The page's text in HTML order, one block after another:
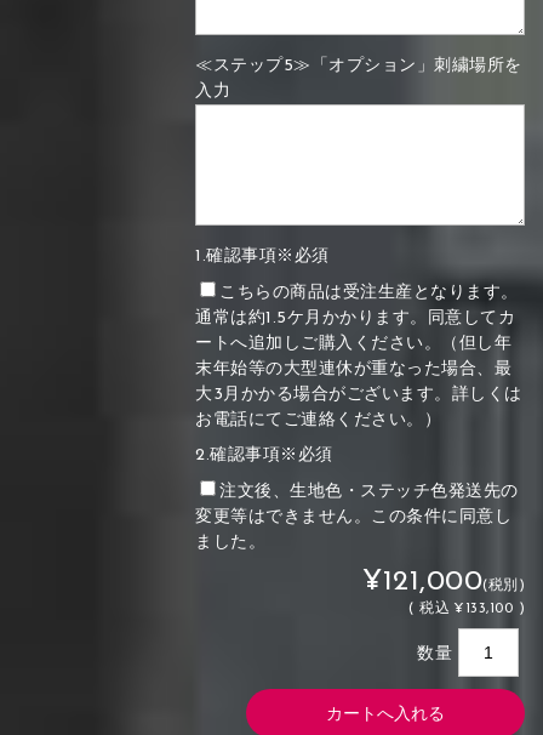
≪ステップ5≫「オプション」刺繍場所を
入力
1.確認事項※必須
こちらの商品は受注生産となります。
通常は約1.5ケ月かかります。同意してカ
ートへ追加しご購入ください。（但し年
末年始等の大型連休が重なった場合、最
大3月かかる場合がございます。詳しくは
お電話にてご連絡ください。）
2.確認事項※必須
注文後、生地色・ステッチ色発送先の
変更等はできません。この条件に同意し
ました。
¥121,000(税別)
(税込 ¥133,100 )
数量